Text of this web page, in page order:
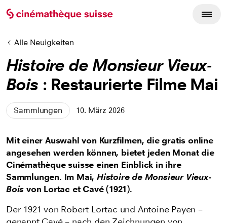
Alle Neuigkeiten
Histoire de Monsieur Vieux-
Bois: Restaurierte Filme Mai
Sammlungen 10. März 2026
Mit einer Auswahl von Kurzfilmen, die gratis online
angesehen werden können, bietet jeden Monat die
Cinémathèque suisse einen Einblick in ihre
Sammlungen. Im Mai,Histoire de Monsieur Vieux-
Bois von Lortac et Cavé (1921).
Der 1921 von Robert Lortac und Antoine Payen –